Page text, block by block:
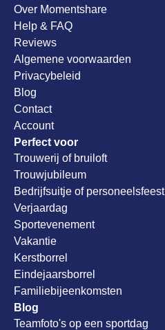
Over Momentshare
Help & FAQ
Reviews
Algemene voorwaarden
Privacybeleid
Blog
Contact
Account
Perfect voor
Trouwerij of bruiloft
Trouwjubileum
Bedrijfsuitje of personeelsfeest
Verjaardag
Sportevenement
Vakantie
Kerstborrel
Eindejaarsborrel
Familiebijeenkomsten
Blog
Teamfoto's op een sportdag